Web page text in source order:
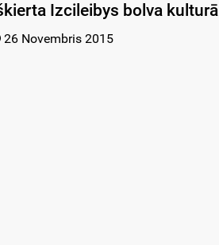
Izcileibys bolva kulturā
26 Novembris 2015